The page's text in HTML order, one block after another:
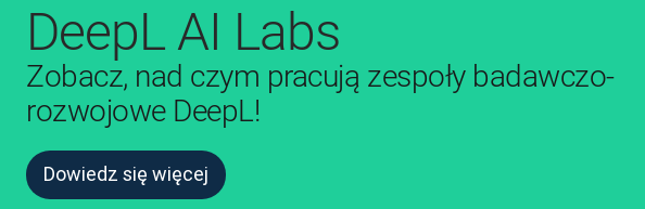
DeepL AI Labs
Zobacz, nad czym pracują zespoły badawczo-
rozwojowe DeepL!
Dowiedz się więcej